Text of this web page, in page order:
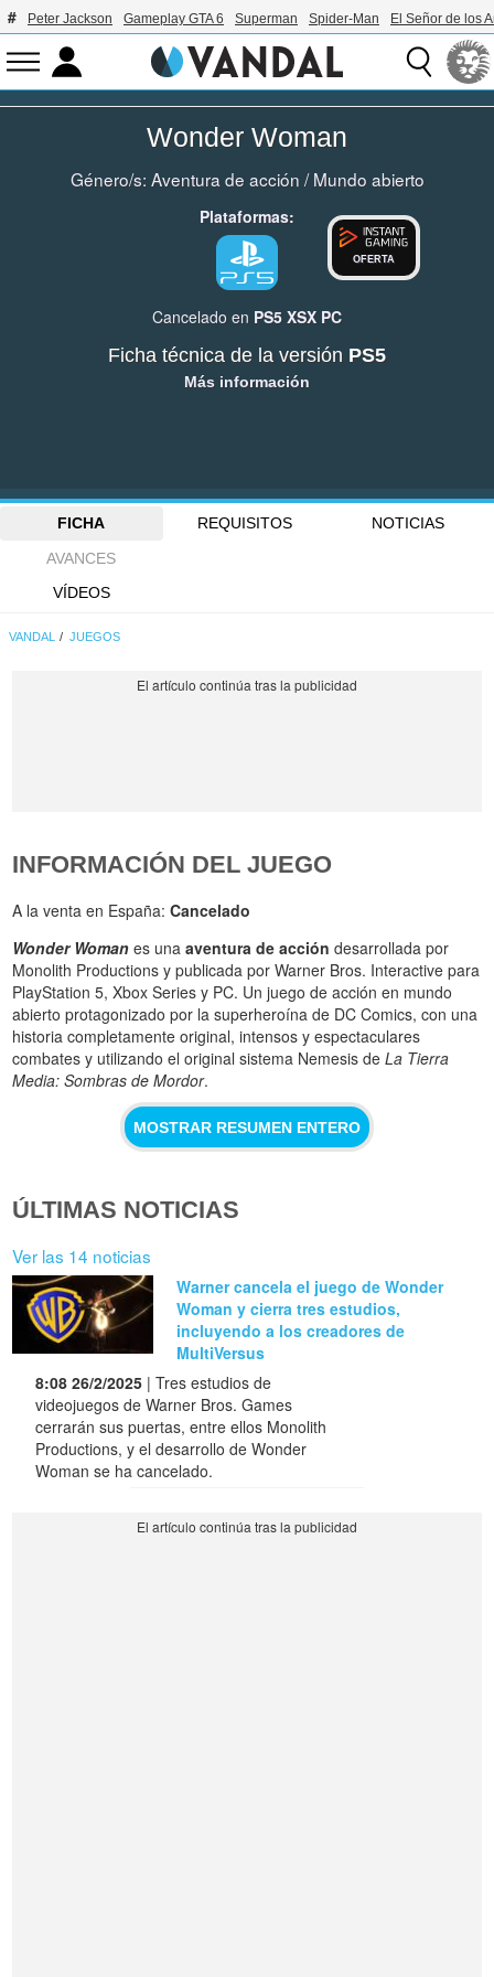
Peter Jackson Gameplay GTA 6 Superman Spider-Man El Señor de los
Wonder Woman
Género/s: Aventura de acción /Mundo abierto
Plataformas:
OFERTA
Cancelado en PS5 XSX PC
Ficha técnica de la versión PS5
Más información
FICHA REQUISITOS
NOTICIAS
AVANCES
VÍDEOS
VANDAL JUEGOS
INFORMACIÓN DEL JUEGO
A la venta en España:Cancelado
Wonder Woman es unaaventura de acción desarrollada por
Monolith Productions y publicada por Warner Bros. Interactive para
PlayStation 5, Xbox Series y PC. Un juego de acción en mundo
abierto protagonizado por la superheroína de DC Comics, con una
historia completamente original, intensos y espectaculares
combates y utilizando el original sistema Nemesis deLa Tierra
Media: Sombras de Mordor.
MOSTRAR RESUMEN ENTERO
ÚLTIMAS NOTICIAS
Ver las 14 noticias
Warner cancela el juego de Wonder
Woman y cierra tres estudios,
incluyendo a los creadores de
MultiVersus
8:08 26/2/2025 | Tres estudios de
videojuegos de Warner Bros. Games
cerrarán sus puertas, entre ellos Monolith
Productions, y el desarrollo de Wonder
Woman se ha cancelado.